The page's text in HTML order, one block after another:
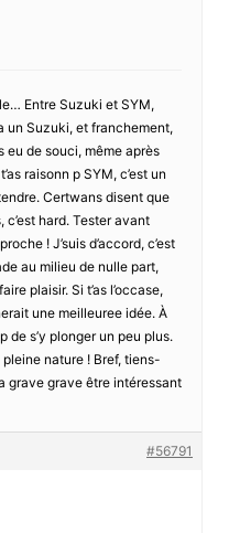
Entre Suzuki et SYM,
un Suzuki, et franchement,
eu de souci, même après
raisonn p SYM, c’est un
Certwans disent que
c’est hard. Tester avant
! J’suis d’accord, c’est
au milieu de nulle part,
plaisir. Si t’as l’occase,
une meilleuree idée. À
s’y plonger un peu plus.
pleine nature ! Bref, tiens-
grave grave être intéressant
#56791